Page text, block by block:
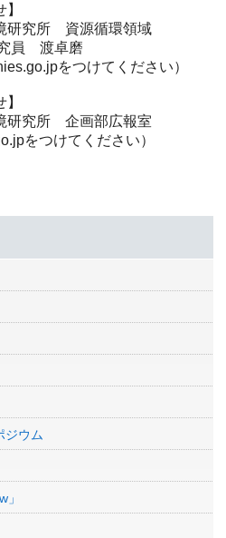
研究所 資源循環領域
員 渡卓磨
をつけてください）
研究所 企画部広報室
をつけてください）
ジウム